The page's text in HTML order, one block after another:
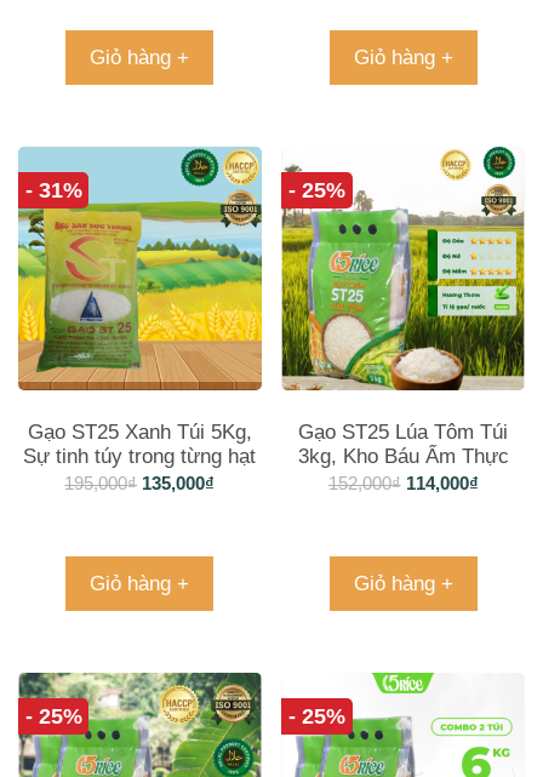
Giỏ hàng + Giỏ hàng +
- 31%
Gạo ST25 Xanh Túi 5Kg,
Sự tinh túy trong từng hạt
gạo
195,000₫ 135,000₫
Giỏ hàng +
- 25%
Gạo ST25 Lúa Tôm Túi
3kg, Kho Báu Ẩm Thực
Trong Tầm Tay Gia Đình
152,000₫ 114,000₫
Giỏ hàng +
- 25% - 25%